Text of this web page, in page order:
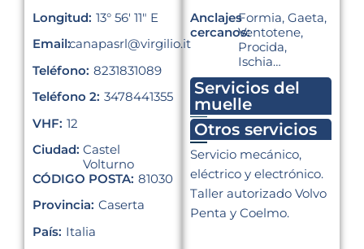
Longitud: 13° 56′ 11″ E
Email:canapasrl@virgilio.it
Teléfono: 8231831089
Teléfono 2: 3478441355
VHF: 12
Ciudad: Castel
Volturno
CÓDIGO POSTA: 81030
Provincia: Caserta
País: Italia
Anclajes
cercanos:
Formia, Gaeta,
Ventotene,
Procida,
Ischia…
Servicios del
muelle
Otros servicios
Servicio mecánico,
eléctrico y electrónico.
Taller autorizado Volvo
Penta y Coelmo.